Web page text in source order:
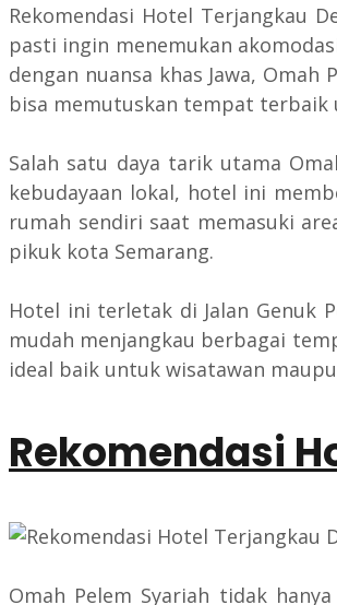
Rekomendasi Hotel Terjangkau
pasti ingin menemukan
dengan nuansa khas Jawa,
bisa memutuskan tempat terbaik
Salah satu daya tarik utama
kebudayaan lokal, hotel ini
rumah sendiri saat memasuki
pikuk kota Semarang.
Hotel ini terletak di Jalan Genuk
mudah menjangkau berbagai
ideal baik untuk wisatawan
Rekomendasi
Omah Pelem Syariah tidak